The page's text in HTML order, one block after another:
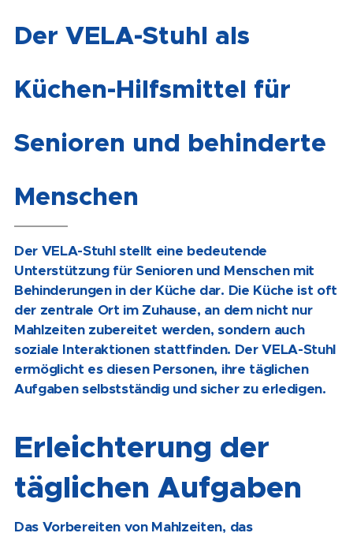
Der VELA-Stuhl als
Küchen-Hilfsmittel für
Senioren und behinderte
Menschen
Der VELA-Stuhl stellt eine bedeutende
Unterstützung für Senioren und Menschen mit
Behinderungen in der Küche dar. Die Küche ist oft
der zentrale Ort im Zuhause, an dem nicht nur
Mahlzeiten zubereitet werden, sondern auch
soziale Interaktionen stattfinden. Der VELA-Stuhl
ermöglicht es diesen Personen, ihre täglichen
Aufgaben selbstständig und sicher zu erledigen.
Erleichterung der
täglichen Aufgaben
Das Vorbereiten von Mahlzeiten, das